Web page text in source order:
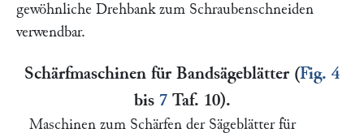
gewöhnliche Drehbank zum Schraubenschneiden
verwendbar.
Schärfmaschinen für Bandsägeblätter (Fig. 4
bis 7Taf. 10).
Maschinen zum Schärfen der Sägeblätter für